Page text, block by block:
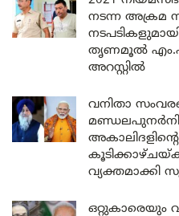
നടന്ന അക്രമ
തൃണമൂൽ
അറസ്റ്റിൽ
വനിതാ